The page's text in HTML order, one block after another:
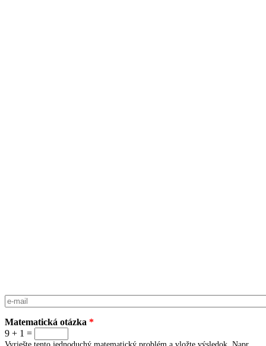
E-mail
Matematická otázka *
9 + 1 =